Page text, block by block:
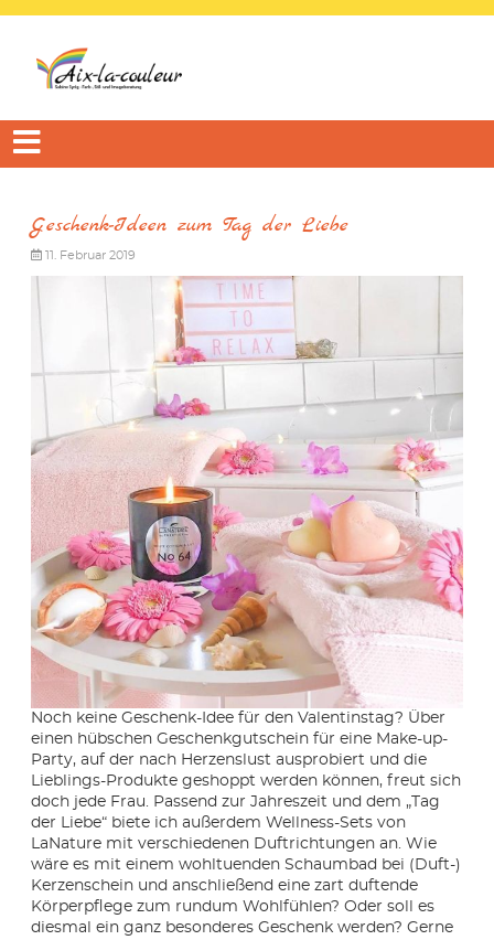
Geschenk-Ideen zum Tag der Liebe
11. Februar 2019
Noch keine Geschenk-Idee für den Valentinstag? Über
einen hübschen Geschenkgutschein für eine Make-up-
Party, auf der nach Herzenslust ausprobiert und die
Lieblings-Produkte geshoppt werden können, freut sich
doch jede Frau. Passend zur Jahreszeit und dem „Tag
der Liebe“ biete ich außerdem Wellness-Sets von
LaNature mit verschiedenen Duftrichtungen an. Wie
wäre es mit einem wohltuenden Schaumbad bei (Duft-)
Kerzenschein und anschließend eine zart duftende
Körperpflege zum rundum Wohlfühlen? Oder soll es
diesmal ein ganz besonderes Geschenk werden? Gerne